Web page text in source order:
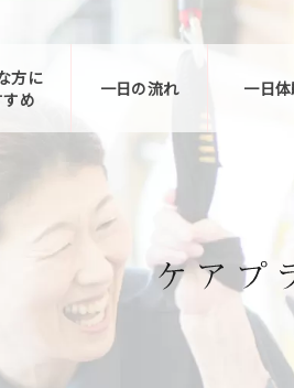
方に
め
一日の流れ 一日
わせ